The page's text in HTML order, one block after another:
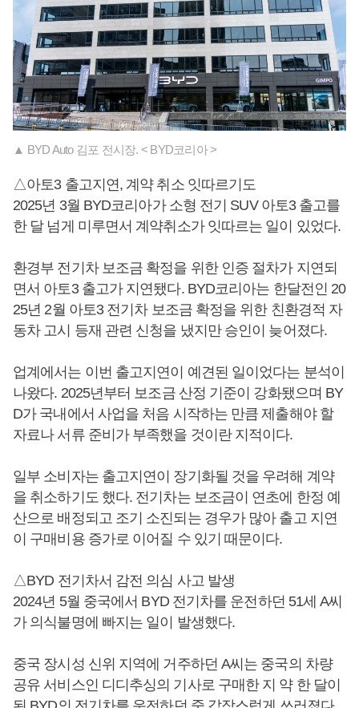
▲ BYD Auto 김포 전시장. < BYD코리아 >
△아토3 출고지연, 계약 취소 잇따르기도
2025년 3월 BYD코리아가 소형 전기 SUV 아토3 출고를
한 달 넘게 미루면서 계약취소가 잇따르는 일이 있었다.
환경부 전기차 보조금 확정을 위한 인증 절차가 지연되
면서 아토3 출고가 지연됐다. BYD코리아는 한달전인 20
25년 2월 아토3 전기차 보조금 확정을 위한 친환경적 자
동차 고시 등재 관련 신청을 냈지만 승인이 늦어졌다.
업계에서는 이번 출고지연이 예견된 일이었다는 분석이
나왔다. 2025년부터 보조금 산정 기준이 강화됐으며 BY
D가 국내에서 사업을 처음 시작하는 만큼 제출해야 할
자료나 서류 준비가 부족했을 것이란 지적이다.
일부 소비자는 출고지연이 장기화될 것을 우려해 계약
을 취소하기도 했다. 전기차는 보조금이 연초에 한정 예
산으로 배정되고 조기 소진되는 경우가 많아 출고 지연
이 구매비용 증가로 이어질 수 있기 때문이다.
△BYD 전기차서 감전 의심 사고 발생
2024년 5월 중국에서 BYD 전기차를 운전하던 51세 A씨
가 의식불명에 빠지는 일이 발생했다.
중국 장시성 신위 지역에 거주하던 A씨는 중국의 차량
공유 서비스인 디디추싱의 기사로 구매한 지 약 한 달이